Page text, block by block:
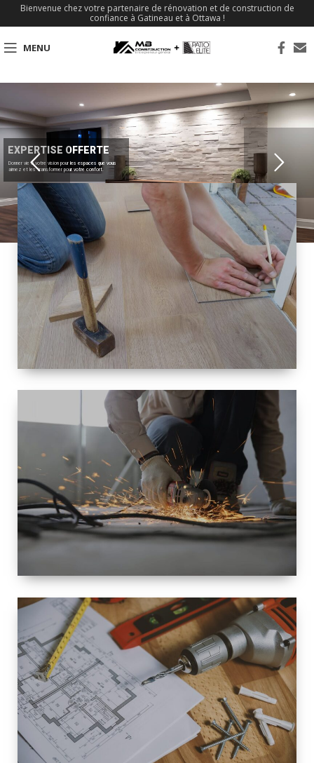
Bienvenue chez votre partenaire de rénovation et de construction de
confiance à Gatineau et à Ottawa !
MENU
EXPERTISE OFFERTE
Donner vie à votre vision pour les espaces que vous
aimez et les transformer pour votre confort.
TAILLE
PETITE À
GRANDE
RÉNOVATION
ESPACE
RÉNOVATION
INTÉRIEURE ET
EXTÉRIEURE